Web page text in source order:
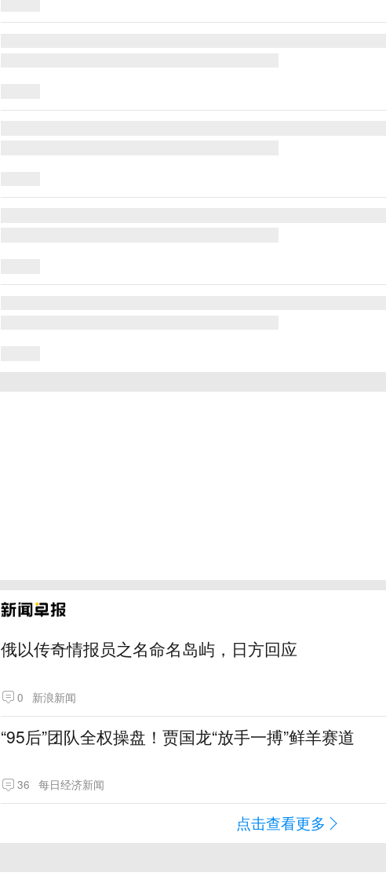
俄以传奇情报员之名命名岛屿，日方回应
0 新浪新闻
“95后”团队全权操盘！贾国龙“放手一搏”鲜羊赛道
36 每日经济新闻
点击查看更多